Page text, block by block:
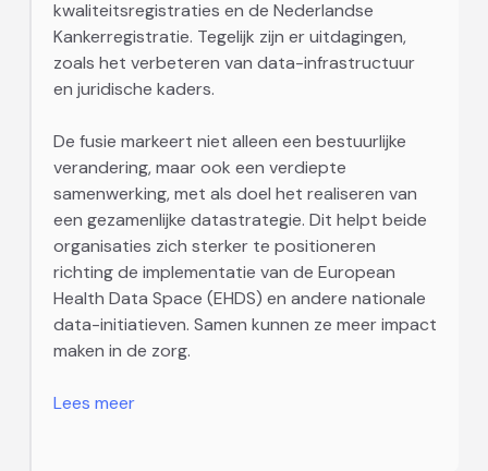
kwaliteitsregistraties en de Nederlandse
Kankerregistratie. Tegelijk zijn er uitdagingen,
zoals het verbeteren van data-infrastructuur
en juridische kaders.
De fusie markeert niet alleen een bestuurlijke
verandering, maar ook een verdiepte
samenwerking, met als doel het realiseren van
een gezamenlijke datastrategie. Dit helpt beide
organisaties zich sterker te positioneren
richting de implementatie van de European
Health Data Space (EHDS) en andere nationale
data-initiatieven. Samen kunnen ze meer impact
maken in de zorg.
Lees meer